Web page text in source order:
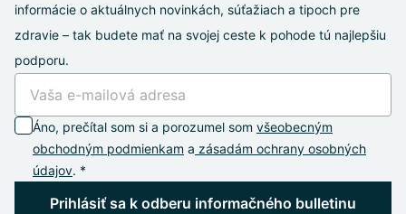
informácie o aktuálnych novinkách, súťažiach a tipoch pre
zdravie – tak budete mať na svojej ceste k pohode tú najlepšiu
podporu.
Áno, prečítal som si a porozumel som všeobecným
obchodným podmienkam a zásadám ochrany osobných
údajov. *
Prihlásiť sa k odberu informačného bulletinu